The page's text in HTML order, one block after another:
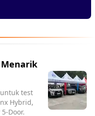
Menarik
test
Hybrid,
Door.